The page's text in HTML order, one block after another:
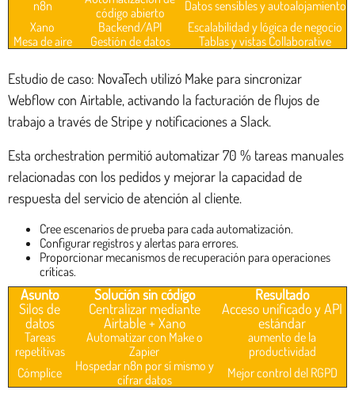
n8n
código abierto
Datos sensibles y autoalojamiento
Xano
Backend/API
Escalabilidad y lógica de negocio
Mesa de aire
Gestión de datos Tablas y vistas Collaborative
Estudio de caso: NovaTech utilizó Make para sincronizar
Webflow con Airtable, activando la facturación de flujos de
trabajo a través de Stripe y notificaciones a Slack.
Esta orchestration permitió automatizar 70 % tareas manuales
relacionadas con los pedidos y mejorar la capacidad de
respuesta del servicio de atención al cliente.
Cree escenarios de prueba para cada automatización.
Configurar registros y alertas para errores.
Proporcionar mecanismos de recuperación para operaciones
críticas.
Asunto Solución sin código
Resultado
Silos de
datos
Centralizar mediante
Airtable + Xano
Acceso unificado y API
estándar
Tareas
repetitivas
Automatizar con Make o
Zapier
aumento de la
productividad
Cómplice
Hospedar n8n por sí mismo y
cifrar datos
Mejor control del RGPD